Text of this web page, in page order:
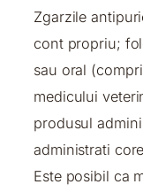
Zgarzile
cont propriu;
sau oral
medicului
produsul
administrati
Este posibil ca